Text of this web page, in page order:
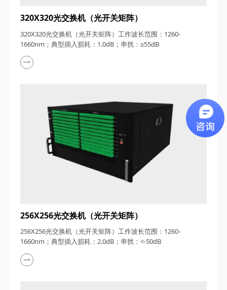
320X320光交换机（光开关矩阵）
320X320光交换机（光开关矩阵）工作波长范围：1260-
1660nm；典型插入损耗：1.0dB；串扰：≥55dB
256X256光交换机（光开关矩阵）
256X256光交换机（光开关矩阵）工作波长范围：1260-
1660nm；典型插入损耗：2.0dB；串扰：<-50dB